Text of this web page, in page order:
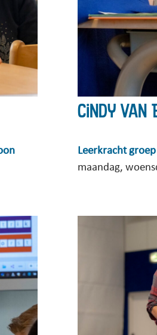
Cindy van
Leerkracht
maandag,